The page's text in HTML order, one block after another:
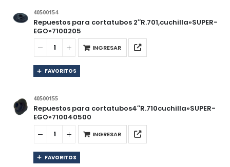
40500154
Repuestos para cortatubos 2″R.701,cuchilla»SUPER-
EGO»7100205
INGRESAR
FAVORITOS
40500155
Repuestos para cortatubos4″R.710cuchilla»SUPER-
EGO»710040500
INGRESAR
FAVORITOS